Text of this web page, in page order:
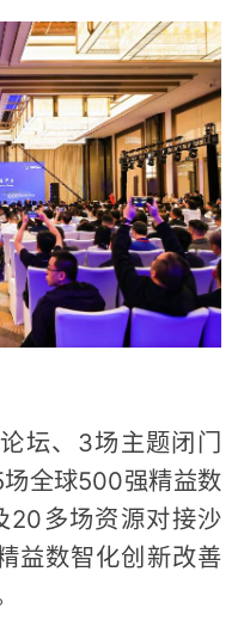
坛、3场主题闭门
全球500强精益数
20多场资源对接沙
益数智化创新改善